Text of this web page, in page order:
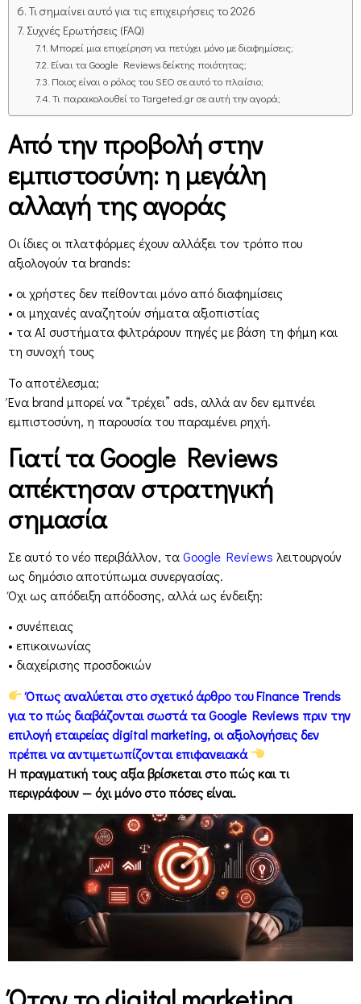
Τι σημαίνει αυτό για τις επιχειρήσεις το 2026
Συχνές Ερωτήσεις (FAQ)
Μπορεί μια επιχείρηση να πετύχει μόνο με διαφημίσεις;
Είναι τα Google Reviews δείκτης ποιότητας;
Ποιος είναι ο ρόλος του SEO σε αυτό το πλαίσιο;
Τι παρακολουθεί το Targeted.gr σε αυτή την αγορά;
Από την προβολή στην
εμπιστοσύνη: η μεγάλη
αλλαγή της αγοράς
Οι ίδιες οι πλατφόρμες έχουν αλλάξει τον τρόπο που
αξιολογούν τα brands:
• οι χρήστες δεν πείθονται μόνο από διαφημίσεις
• οι μηχανές αναζητούν σήματα αξιοπιστίας
• τα AI συστήματα φιλτράρουν πηγές με βάση τη φήμη και
τη συνοχή τους
Το αποτέλεσμα;
Ένα brand μπορεί να “τρέχει” ads, αλλά αν δεν εμπνέει
εμπιστοσύνη, η παρουσία του παραμένει ρηχή.
Γιατί τα Google Reviews
απέκτησαν στρατηγική
σημασία
Σε αυτό το νέο περιβάλλον, ταGoogle Reviews λειτουργούν
ως δημόσιο αποτύπωμα συνεργασίας.
Όχι ως απόδειξη απόδοσης, αλλά ως ένδειξη:
• συνέπειας
• επικοινωνίας
• διαχείρισης προσδοκιών
Όπως αναλύεται στο σχετικό άρθρο του Finance Trends
για το πώς διαβάζονται σωστά τα Google Reviews πριν την
επιλογή εταιρείας digital marketing, οι αξιολογήσεις δεν
πρέπει να αντιμετωπίζονται επιφανειακά
Η πραγματική τους αξία βρίσκεται στο πώς και τι
περιγράφουν — όχι μόνο στο πόσες είναι.